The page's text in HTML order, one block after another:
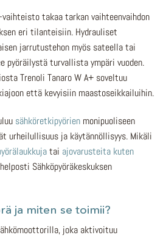
takaa tarkan vaihteenvaihdon
eri tilanteisiin. Hydrauliset
jarrutustehon myös sateella tai
pyöräilystä turvallista ympäri vuoden.
Trenoli Tanaro W A+ soveltuu
että kevyisiin maastoseikkailuihin.
sähköretkipyörien monipuoliseen
urheilullisuus ja käytännöllisyys. Mikäli
tai ajovarusteita kuten
Sähköpyöräkeskuksen
ja miten se toimii?
joka aktivoituu